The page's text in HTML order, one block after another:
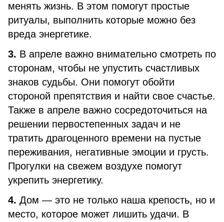
менять жизнь. В этом помогут простые
ритуалы, выполнить которые можно без
вреда энергетике.
3. В апреле важно внимательно смотреть по
сторонам, чтобы не упустить счастливых
знаков судьбы. Они помогут обойти
стороной препятствия и найти свое счастье.
Также в апреле важно сосредоточиться на
решении первостепенных задач и не
тратить драгоценного времени на пустые
переживания, негативные эмоции и грусть.
Прогулки на свежем воздухе помогут
укрепить энергетику.
4. Дом — это не только наша крепость, но и
место, которое может лишить удачи. В